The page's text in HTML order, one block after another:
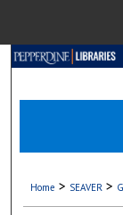
Home > SEAVER >